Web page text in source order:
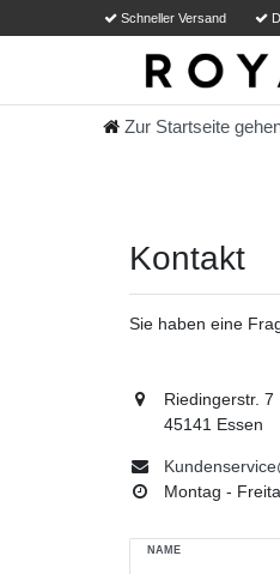
Schneller Versand
Zur Startseite
Kontakt
Sie haben eine
Riedingerstr. 7
45141 Essen
Montag -
NAME